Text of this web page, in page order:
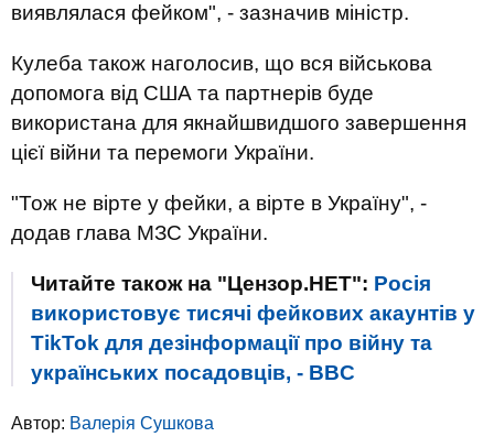
виявлялася фейком", - зазначив міністр.
Кулеба також наголосив, що вся військова
допомога від США та партнерів буде
використана для якнайшвидшого завершення
цієї війни та перемоги України.
"Тож не вірте у фейки, а вірте в Україну", -
додав глава МЗС України.
Читайте також на "Цензор.НЕТ": Росія
використовує тисячі фейкових акаунтів у
TikTok для дезінформації про війну та
українських посадовців, - BBC
Автор: Валерiя Сушкова